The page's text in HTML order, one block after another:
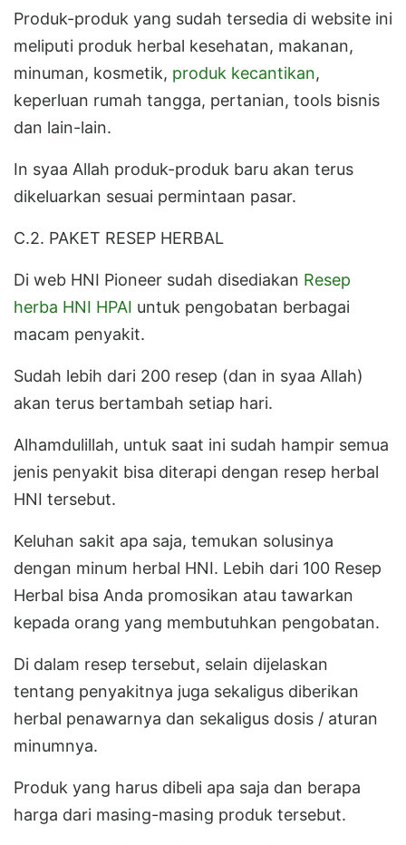
Produk-produk yang sudah tersedia di website ini
meliputi produk herbal kesehatan, makanan,
minuman, kosmetik, produk kecantikan,
keperluan rumah tangga, pertanian, tools bisnis
dan lain-lain.
In syaa Allah produk-produk baru akan terus
dikeluarkan sesuai permintaan pasar.
C.2. PAKET RESEP HERBAL
Di web HNI Pioneer sudah disediakan Resep
herba HNI HPAI untuk pengobatan berbagai
macam penyakit.
Sudah lebih dari 200 resep (dan in syaa Allah)
akan terus bertambah setiap hari.
Alhamdulillah, untuk saat ini sudah hampir semua
jenis penyakit bisa diterapi dengan resep herbal
HNI tersebut.
Keluhan sakit apa saja, temukan solusinya
dengan minum herbal HNI. Lebih dari 100 Resep
Herbal bisa Anda promosikan atau tawarkan
kepada orang yang membutuhkan pengobatan.
Di dalam resep tersebut, selain dijelaskan
tentang penyakitnya juga sekaligus diberikan
herbal penawarnya dan sekaligus dosis / aturan
minumnya.
Produk yang harus dibeli apa saja dan berapa
harga dari masing-masing produk tersebut.